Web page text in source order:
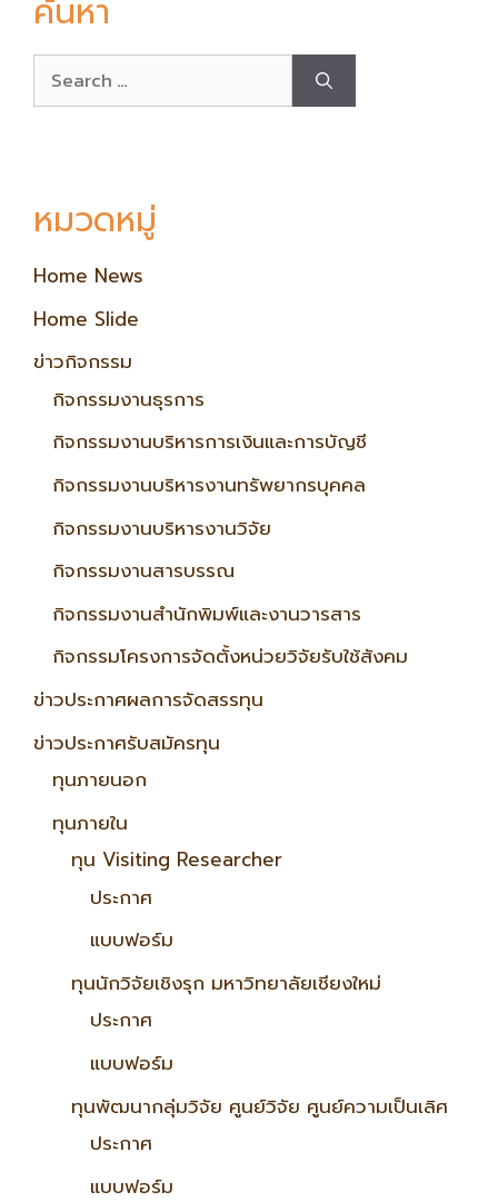
ค้นหา
หมวดหมู่
Home News
Home Slide
ข่าวกิจกรรม
กิจกรรมงานธุรการ
กิจกรรมงานบริหารการเงินและการบัญชี
กิจกรรมงานบริหารงานทรัพยากรบุคคล
กิจกรรมงานบริหารงานวิจัย
กิจกรรมงานสารบรรณ
กิจกรรมงานสำนักพิมพ์และงานวารสาร
กิจกรรมโครงการจัดตั้งหน่วยวิจัยรับใช้สังคม
ข่าวประกาศผลการจัดสรรทุน
ข่าวประกาศรับสมัครทุน
ทุนภายนอก
ทุนภายใน
ทุน Visiting Researcher
ประกาศ
แบบฟอร์ม
ทุนนักวิจัยเชิงรุก มหาวิทยาลัยเชียงใหม่
ประกาศ
แบบฟอร์ม
ทุนพัฒนากลุ่มวิจัย ศูนย์วิจัย ศูนย์ความเป็นเลิศ
ประกาศ
แบบฟอร์ม